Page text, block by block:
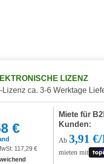
LIZENZ
Lizenz ca. 3-6 Werktage
€
117,29 €
Miete für
Kunden:
Ab 3,91
mieten mit